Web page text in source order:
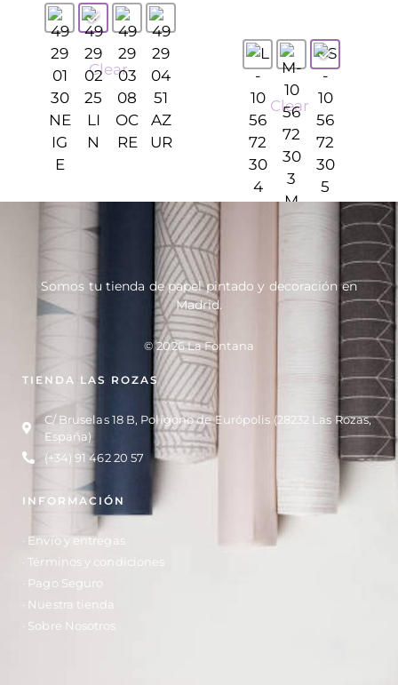
Clear
Clear
Somos tu tienda de papel pintado y decoración en
Madrid.
© 2026 La Fontana
TIENDA LAS ROZAS
C/ Bruselas 18 B, Polígono de Európolis (28232 Las Rozas,
España)
(+34) 91 462 20 57
INFORMACIÓN
· Envío y entregas
· Términos y condiciones
· Pago Seguro
· Nuestra tienda
· Sobre Nosotros